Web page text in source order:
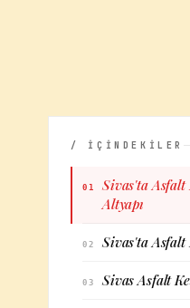
/ İÇİNDEKİLER
01
Sivas'ta Asfalt
Altyapı
02 Sivas'ta Asfalt
03 Sivas Asfalt